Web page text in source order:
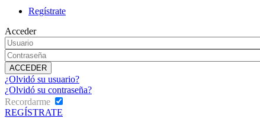
Regístrate
Acceder
¿Olvidó su usuario?
¿Olvidó su contraseña?
Recordarme
REGÍSTRATE